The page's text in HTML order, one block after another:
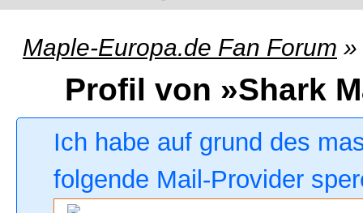
Maple-Europa.de Fan Forum »
Profil von »Shark
Ich habe auf grund des
folgende Mail-Provider